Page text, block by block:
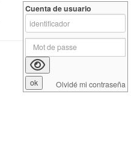
Cuenta de usuario
Olvidé mi contraseña